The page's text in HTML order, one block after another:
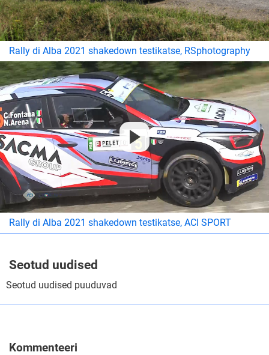
Rally di Alba 2021 shakedown testikatse, RSphotography
Rally di Alba 2021 shakedown testikatse, ACI SPORT
Seotud uudised
Seotud uudised puuduvad
Kommenteeri